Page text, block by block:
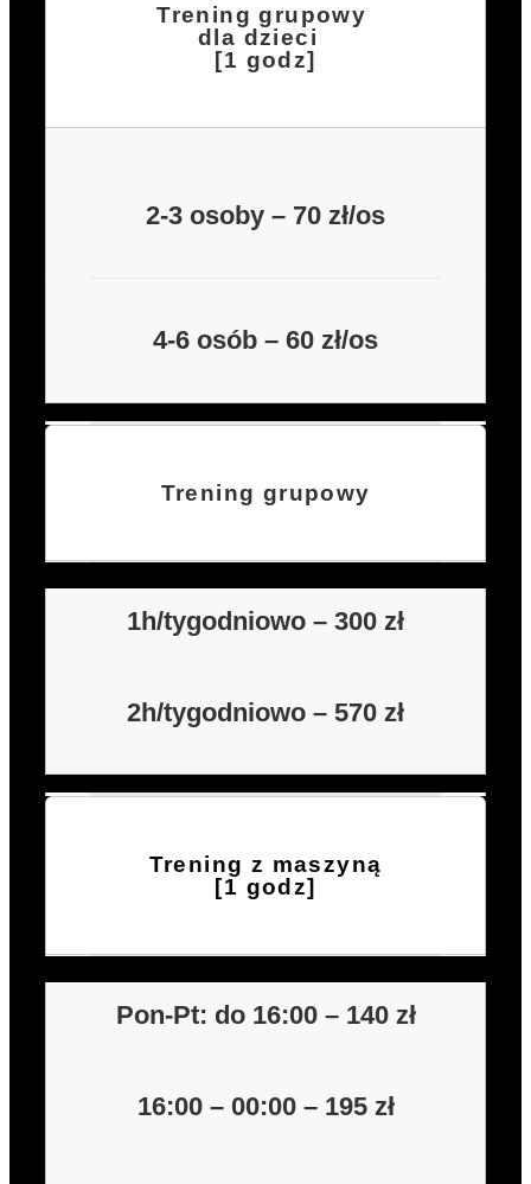
Trening grupowy
dla dzieci
[1 godz]
2-3 osoby – 70 zł/os
4-6 osób – 60 zł/os
Trening grupowy
1h/tygodniowo – 300 zł
2h/tygodniowo – 570 zł
Trening z maszyną
[1 godz]
Pon-Pt: do 16:00 – 140zł
16:00 – 00:00 – 195 zł